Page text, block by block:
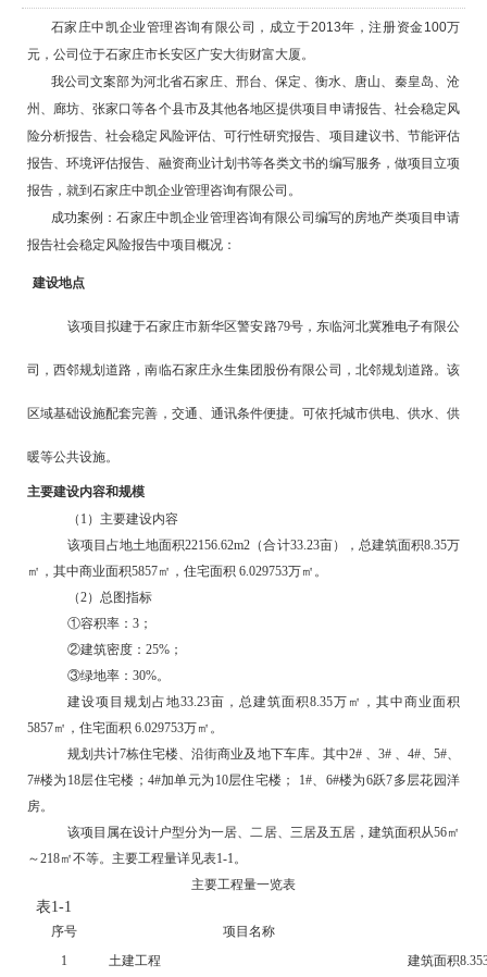
石家庄中凯企业管理咨询有限公司，成立于2013年，注册资金100万
元，公司位于石家庄市长安区广安大街财富大厦。
我公司文案部为河北省石家庄、邢台、保定、衡水、唐山、秦皇岛、沧
州、廊坊、张家口等各个县市及其他各地区提供项目申请报告、社会稳定风
险分析报告、社会稳定风险评估、可行性研究报告、项目建议书、节能评估
报告、环境评估报告、融资商业计划书等各类文书的编写服务，做项目立项
报告，就到石家庄中凯企业管理咨询有限公司。
成功案例：石家庄中凯企业管理咨询有限公司编写的房地产类项目申请
报告社会稳定风险报告中项目概况：
建设地点
该项目拟建于石家庄市新华区警安路79号，东临河北冀雅电子有限公
司，西邻规划道路，南临石家庄永生集团股份有限公司，北邻规划道路。该
区域基础设施配套完善，交通、通讯条件便捷。可依托城市供电、供水、供
暖等公共设施。
主要建设内容和规模
（1）主要建设内容
该项目占地土地面积22156.62m2（合计33.23亩），总建筑面积8.35万
㎡，其中商业面积5857㎡，住宅面积 6.029753万㎡。
（2）总图指标
①容积率：3；
②建筑密度：25%；
③绿地率：30%。
建设项目规划占地33.23亩，总建筑面积8.35万㎡，其中商业面积
5857㎡，住宅面积 6.029753万㎡。
规划共计7栋住宅楼、沿街商业及地下车库。其中2# 、3# 、4#、5#、
7#楼为18层住宅楼；4#加单元为10层住宅楼； 1#、6#楼为6跃7多层花园洋
房。
该项目属在设计户型分为一居、二居、三居及五居，建筑面积从56㎡
～218㎡不等。主要工程量详见表1-1。
主要工程量一览表
表1-1
序号
项目名称
1
土建工程
建筑面积